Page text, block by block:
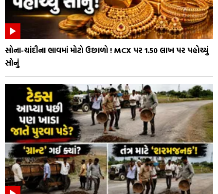
સોના-ચાંદીના ભાવમાં મોટો ઉછાળો ! MCX પર ₹1.50 લાખ પર પહોચ્યું
સોનું